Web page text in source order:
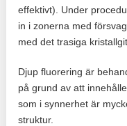
effektivt). Under
in i zonerna med
med det trasiga
Djup fluorering är
på grund av att
som i synnerhet är
struktur.